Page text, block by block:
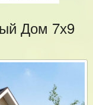
Дом 7х9